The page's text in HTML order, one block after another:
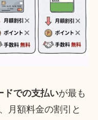
ドでの支払いが最も
月額料金の割引と